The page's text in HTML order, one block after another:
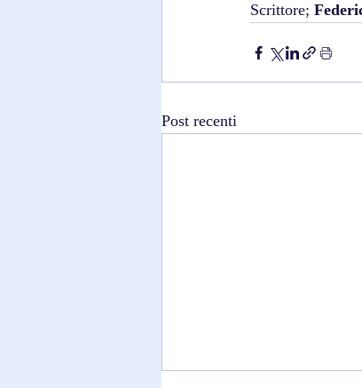
Scrittore;
Post recenti